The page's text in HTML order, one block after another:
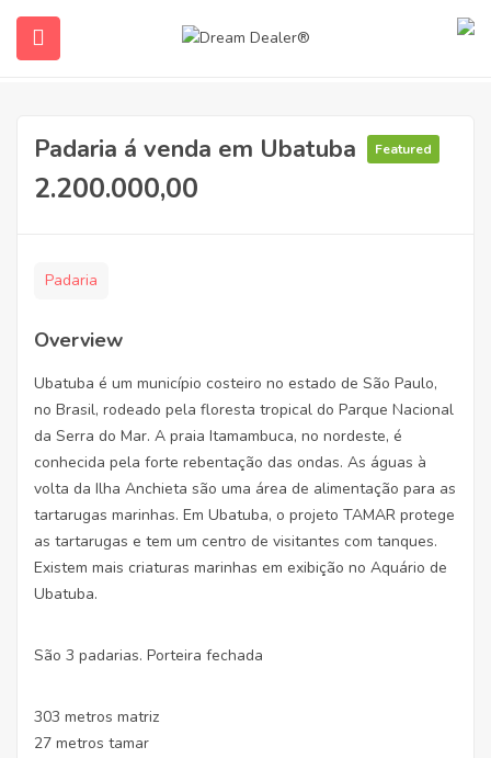
Padaria á venda em Ubatuba Featured
2.200.000,00
Padaria
Overview
Ubatuba é um município costeiro no estado de São Paulo,
no Brasil, rodeado pela floresta tropical do Parque Nacional
da Serra do Mar. A praia Itamambuca, no nordeste, é
conhecida pela forte rebentação das ondas. As águas à
volta da Ilha Anchieta são uma área de alimentação para as
tartarugas marinhas. Em Ubatuba, o projeto TAMAR protege
as tartarugas e tem um centro de visitantes com tanques.
Existem mais criaturas marinhas em exibição no Aquário de
Ubatuba.
São 3 padarias. Porteira fechada
303 metros matriz
27 metros tamar